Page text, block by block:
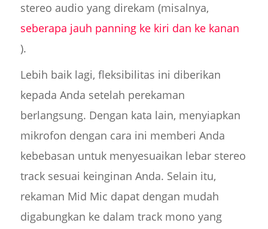
stereo audio yang direkam (misalnya,
seberapa jauh panning ke kiri dan ke kanan
).
Lebih baik lagi, fleksibilitas ini diberikan
kepada Anda setelah perekaman
berlangsung. Dengan kata lain, menyiapkan
mikrofon dengan cara ini memberi Anda
kebebasan untuk menyesuaikan lebar stereo
track sesuai keinginan Anda. Selain itu,
rekaman Mid Mic dapat dengan mudah
digabungkan ke dalam track mono yang